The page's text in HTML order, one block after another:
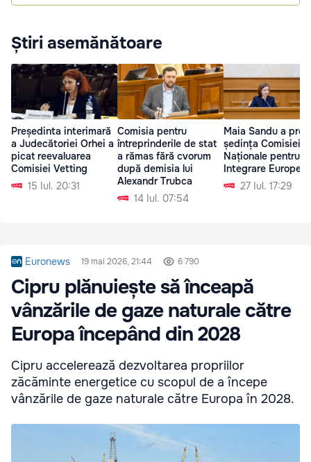
Știri asemănătoare
Președinta interimară
a Judecătoriei Orhei a
picat reevaluarea
Comisiei Vetting
15 Iul. 20:31
Comisia pentru
întreprinderile de stat
a rămas fără cvorum
după demisia lui
Alexandr Trubca
14 Iul. 07:54
Maia Sandu a
ședința Comisiei
Naționale pentru
Integrare
27 Iul. 17:29
Euronews 19 mai 2026, 21:44 6 790
Cipru plănuiește să înceapă
vânzările de gaze naturale către
Europa începând din 2028
Cipru accelerează dezvoltarea propriilor
zăcăminte energetice cu scopul de a începe
vânzările de gaze naturale către Europa în 2028.